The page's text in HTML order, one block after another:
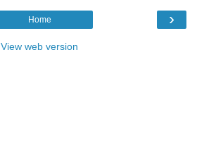
›
Home
View web version